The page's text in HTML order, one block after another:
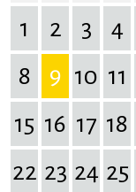
1
2 3 4
8
9 10 11
15 16 17 18
22 23 24 25